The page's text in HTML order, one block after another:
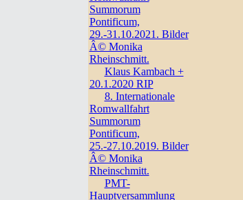
Summorum
Pontificum,
29.-31.10.2021. Bilder
Â© Monika
Rheinschmitt.
Klaus Kambach +
20.1.2020 RIP
8. Internationale
Romwallfahrt
Summorum
Pontificum,
25.-27.10.2019. Bilder
Â© Monika
Rheinschmitt.
PMT-
Hauptversammlung